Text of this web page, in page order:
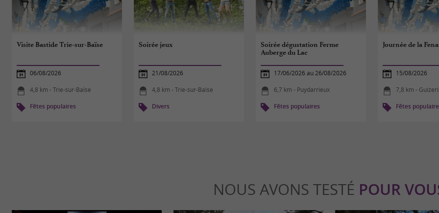
Visite Bastide Trie-sur-Baïse
06/08/2026
4,8 km - Trie-sur-Baïse
Fêtes populaires
Soirée jeux
21/08/2026
4,8 km - Trie-sur-Baïse
Divers
Soirée dégustation Ferme
Auberge du Lac
17/06/2026 au 26/08/2026
6,7 km - Puydarrieux
Fêtes populaires
Journée de la
15/08/2026
7,8 km -
Fêtes
NOUS AVONS TESTÉ POUR